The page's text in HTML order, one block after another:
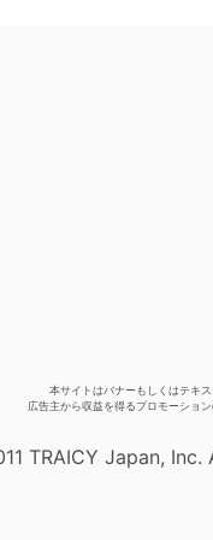
本サイトはバナーもしくはテキ
広告主から収益を得るプロモーション
TRAICY Japan, Inc.